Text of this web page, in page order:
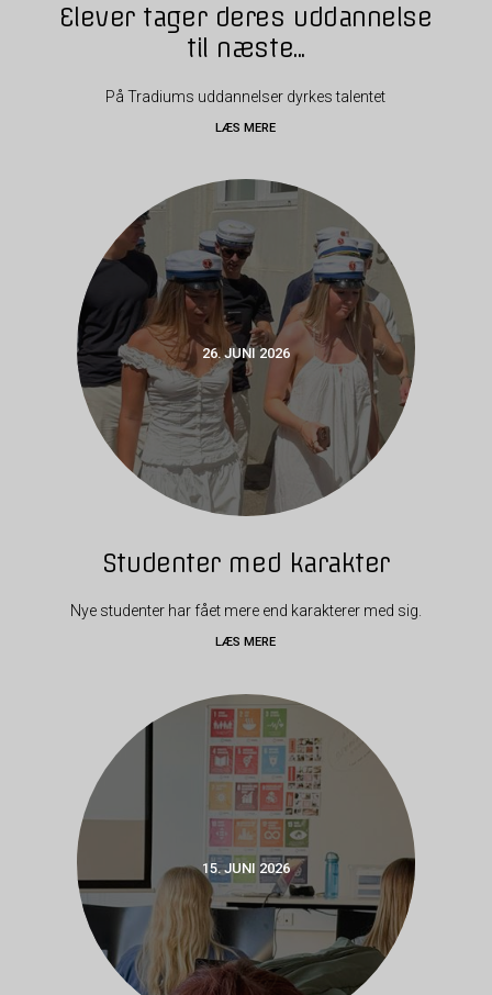
Elever tager deres uddannelse
til næste...
På Tradiums uddannelser dyrkes talentet
LÆS MERE
26. JUNI 2026
Studenter med karakter
Nye studenter har fået mere end karakterer med sig.
LÆS MERE
15. JUNI 2026